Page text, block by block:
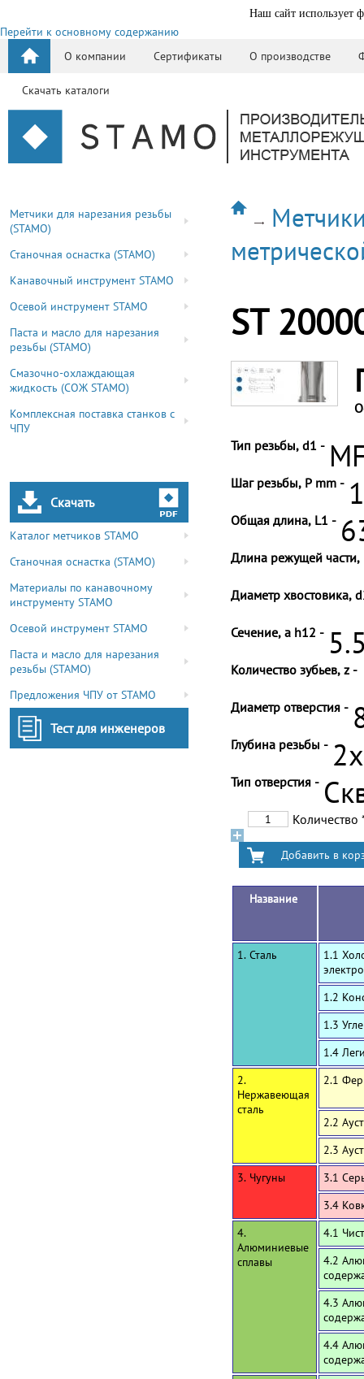
Наш сайт использует
Перейти к основному содержанию
О компании
Сертификаты О производстве
Скачать каталоги
Метчики для нарезания резьбы
(STAMO)
Станочная оснастка (STAMO)
Канавочный инструмент STAMO
Осевой инструмент STAMO
Паста и масло для нарезания
резьбы (STAMO)
Смазочно-охлаждающая
жидкость (СОЖ STAMO)
Комплексная поставка станков с
ЧПУ
Скачать
Каталог метчиков STAMO
Станочная оснастка (STAMO)
Материалы по канавочному
инструменту STAMO
Осевой инструмент STAMO
Паста и масло для нарезания
резьбы (STAMO)
Предложения ЧПУ от STAMO
Тест для инженеров
ST
Тип резьбы, d1 -
Шаг резьбы, P mm -
Общая длина, L1 -
Длина режущей части,
Диаметр хвостовика,
Сечение, a h12 -
Количество зубьев, z -
Диаметр отверстия -
Глубина резьбы -
Тип отверстия -
Количество
Название
1. Сталь
1.1
1.2
1.3
1.4
2.
Нержавеющая
сталь
2.1
2.2
2.3
3. Чугуны
3.1
3.4
4.
Алюминиевые
сплавы
4.1
4.2
4.3
4.4